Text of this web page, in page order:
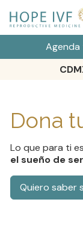
Dona
Lo que para ti
el sueño de
Quiero saber